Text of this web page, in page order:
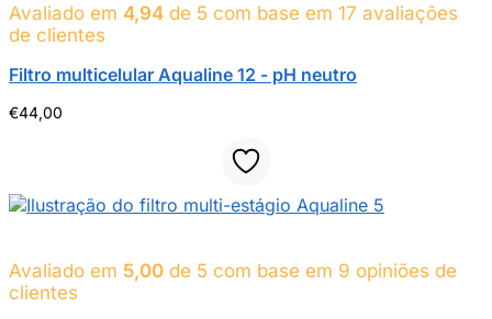
Avaliado em 4,94 de 5 com base em 17 avaliações
de clientes
Filtro multicelular Aqualine 12 - pH neutro
€44,00
Avaliado em 5,00 de 5 com base em 9 opiniões de
clientes